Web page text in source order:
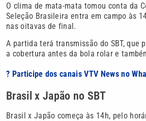
O clima de mata-mata tomou conta da
Seleção Brasileira entra em campo às
nas oitavas de final.
A partida terá transmissão do SBT, que
a cobertura antes da bola rolar e
? Participe dos canais VTV News no
Brasil x Japão no SBT
Brasil x Japão começa às 14h, pelo